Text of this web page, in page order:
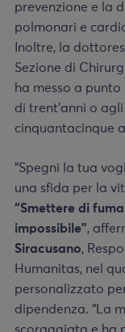
prevenzione e la
polmonari e
Inoltre, la
Sezione di
ha messo a
di trent’anni o
cinquantacinque
“Spegni la tua
una sfida per la
“Smettere di
impossibile”,
Siracusano,
Humanitas, nel
personalizzato
dipendenza. “La